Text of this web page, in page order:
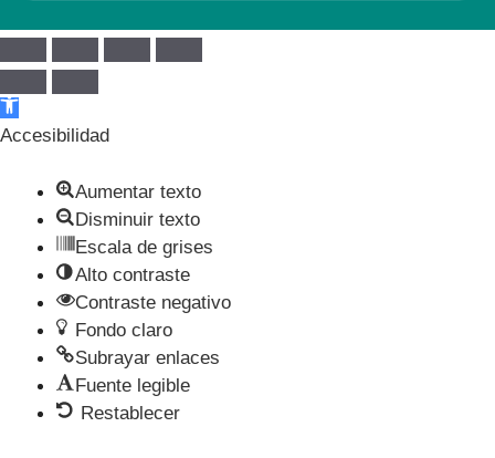
Abrir barra de herramientas
Accesibilidad
Aumentar texto
Disminuir texto
Escala de grises
Alto contraste
Contraste negativo
Fondo claro
Subrayar enlaces
Fuente legible
Restablecer